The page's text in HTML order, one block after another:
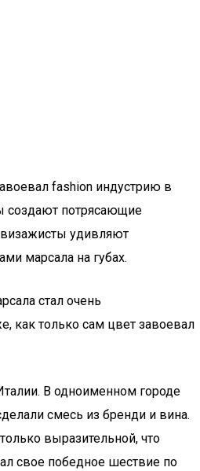
fashion индустрию в
создают потрясающие
удивляют
марсала на губах.
стал очень
как только сам цвет завоевал
В одноименном городе
смесь из бренди и вина.
выразительной, что
свое победное шествие по